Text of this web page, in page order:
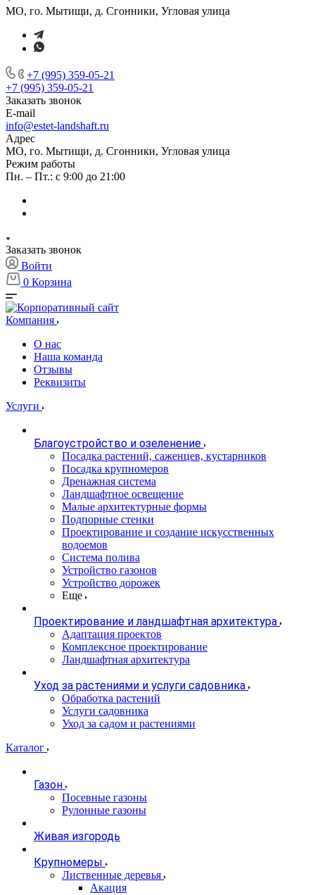
МО, го. Мытищи, д. Сгонники, Угловая улица
+7 (995) 359-05-21
+7 (995) 359-05-21
Заказать звонок
E-mail
info@estet-landshaft.ru
Адрес
МО, го. Мытищи, д. Сгонники, Угловая улица
Режим работы
Пн. – Пт.: с 9:00 до 21:00
Заказать звонок
Войти
0 Корзина
Компания
О нас
Наша команда
Отзывы
Реквизиты
Услуги
Благоустройство и озеленение
Посадка растений, саженцев, кустарников
Посадка крупномеров
Дренажная система
Ландшафтное освещение
Малые архитектурные формы
Подпорные стенки
Проектирование и создание искусственных
водоемов
Система полива
Устройство газонов
Устройство дорожек
Еще
Проектирование и ландшафтная архитектура
Адаптация проектов
Комплексное проектирование
Ландшафтная архитектура
Уход за растениями и услуги садовника
Обработка растений
Услуги садовника
Уход за садом и растениями
Каталог
Газон
Посевные газоны
Рулонные газоны
Живая изгородь
Крупномеры
Лиственные деревья
Акация